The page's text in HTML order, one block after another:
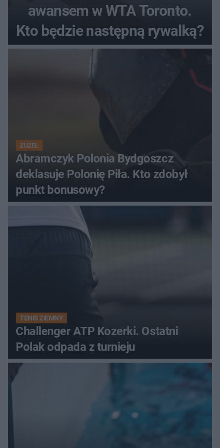
awansem w WTA Toronto.
Kto będzie następną rywalką?
ŻUŻEL
Abramczyk Polonia Bydgoszcz
deklasuje Polonię Piła. Kto zdobył
punkt bonusowy?
TENIS ZIEMNY
Challenger ATP Kozerki. Ostatni
Polak odpada z turnieju